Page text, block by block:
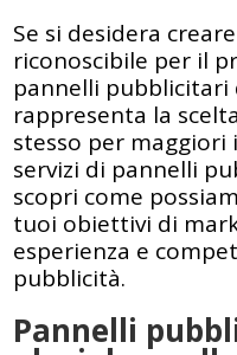
Se si desidera
riconoscibile per il
pannelli pubblicitari
rappresenta la
stesso per
servizi di pannelli
scopri come
tuoi obiettivi di
esperienza e
pubblicità.
Pannelli